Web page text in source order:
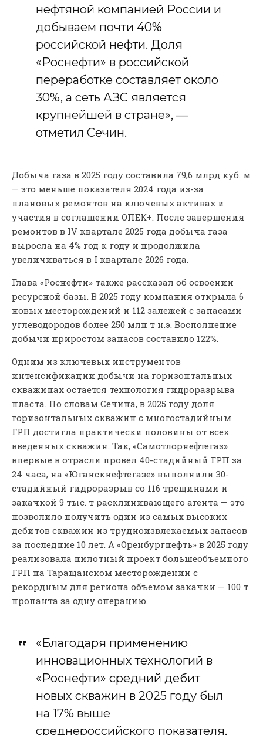
нефтяной компанией России и
добываем почти 40%
российской нефти. Доля
«Роснефти» в российской
переработке составляет около
30%, а сеть АЗС является
крупнейшей в стране», —
отметил Сечин.
Добыча газа в 2025 году составила 79,6 млрд куб. м
— это меньше показателя 2024 года из-за
плановых ремонтов на ключевых активах и
участия в соглашении ОПЕК+. После завершения
ремонтов в IV квартале 2025 года добыча газа
выросла на 4% год к году и продолжила
увеличиваться в I квартале 2026 года.
Глава «Роснефти» также рассказал об освоении
ресурсной базы. В 2025 году компания открыла 6
новых месторождений и 112 залежей с запасами
углеводородов более 250 млн т н.э. Восполнение
добычи приростом запасов составило 122%.
Одним из ключевых инструментов
интенсификации добычи на горизонтальных
скважинах остается технология гидроразрыва
пласта. По словам Сечина, в 2025 году доля
горизонтальных скважин с многостадийным
ГРП достигла практически половины от всех
введенных скважин. Так, «Самотлорнефтегаз»
впервые в отрасли провел 40-стадийный ГРП за
24 часа, на «Юганскнефтегазе» выполнили 30-
стадийный гидроразрыв со 116 трещинами и
закачкой 9 тыс. т расклинивающего агента — это
позволило получить один из самых высоких
дебитов скважин из трудноизвлекаемых запасов
за последние 10 лет. А «Оренбургнефть» в 2025 году
реализовала пилотный проект большеобъемного
ГРП на Таращанском месторождении с
рекордным для региона объемом закачки — 100 т
пропанта за одну операцию.
«Благодаря применению
инновационных технологий в
«Роснефти» средний дебит
новых скважин в 2025 году был
на 17% выше
среднероссийского показателя,